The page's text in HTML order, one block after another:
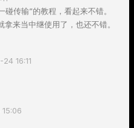
碰传输”的教程，看起来不错。
来当中继使用了，也还不错。
16:11